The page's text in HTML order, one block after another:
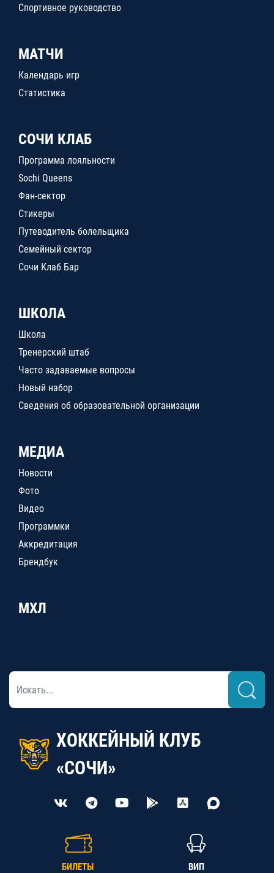
Спортивное руководство
МАТЧИ
Календарь игр
Статистика
СОЧИ КЛАБ
Программа лояльности
Sochi Queens
Фан-сектор
Стикеры
Путеводитель болельщика
Семейный сектор
Сочи Клаб Бар
ШКОЛА
Школа
Тренерский штаб
Часто задаваемые вопросы
Новый набор
Сведения об образовательной организации
МЕДИА
Новости
Фото
Видео
Программки
Аккредитация
Брендбук
МХЛ
ХОККЕЙНЫЙ КЛУБ
«СОЧИ»
БИЛЕТЫ ВИП